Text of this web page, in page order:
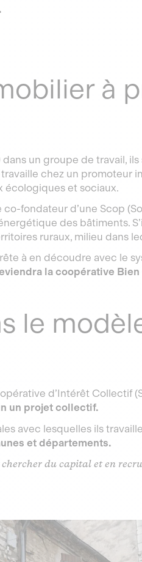
à
un groupe de travail,
chez un promoteur
écologiques et sociaux.
co-fondateur d’une Scop
des bâtiments.
ruraux, milieu dans
à en découdre avec le
la coopérative Bien
le
d’Intérêt Collectif
un projet collectif.
avec lesquelles ils
et départements.
du capital et en